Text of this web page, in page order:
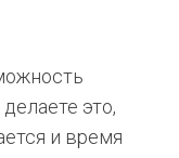
это,
и время